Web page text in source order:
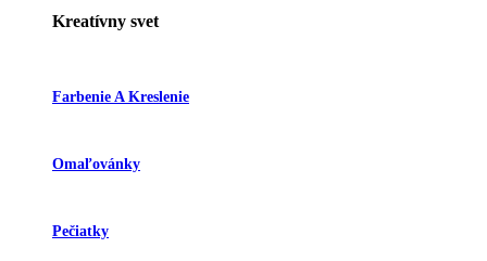
Kreatívny svet
Farbenie A Kreslenie
Omaľovánky
Pečiatky